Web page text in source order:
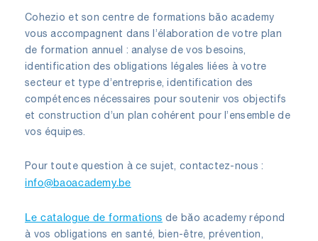
Cohezio et son centre de formations băo academy
vous accompagnent dans l’élaboration de votre plan
de formation annuel : analyse de vos besoins,
identification des obligations légales liées à votre
secteur et type d’entreprise, identification des
compétences nécessaires pour soutenir vos objectifs
et construction d’un plan cohérent pour l’ensemble de
vos équipes.
Pour toute question à ce sujet, contactez-nous :
info@baoacademy.be
Le catalogue de formations de băo academy répond
à vos obligations en santé, bien-être, prévention,